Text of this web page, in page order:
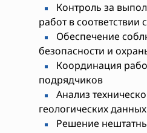
Контроль за
работ в соответствии
Обеспечение
безопасности и
Координация
подрядчиков
Анализ
геологических данных
Решение